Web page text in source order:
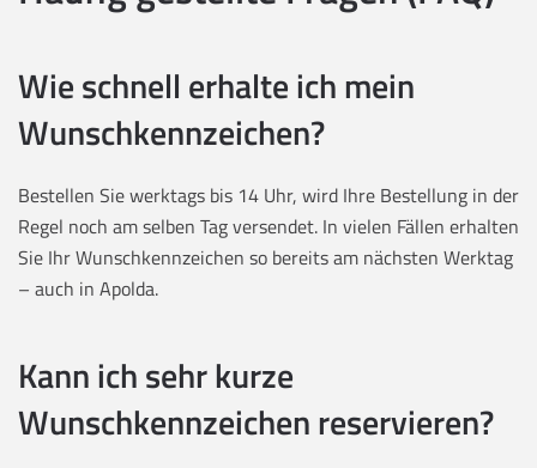
Wie schnell erhalte ich mein
Wunschkennzeichen?
Bestellen Sie werktags bis 14 Uhr, wird Ihre Bestellung in der
Regel noch am selben Tag versendet. In vielen Fällen erhalten
Sie Ihr Wunschkennzeichen so bereits am nächsten Werktag
– auch in Apolda.
Kann ich sehr kurze
Wunschkennzeichen reservieren?